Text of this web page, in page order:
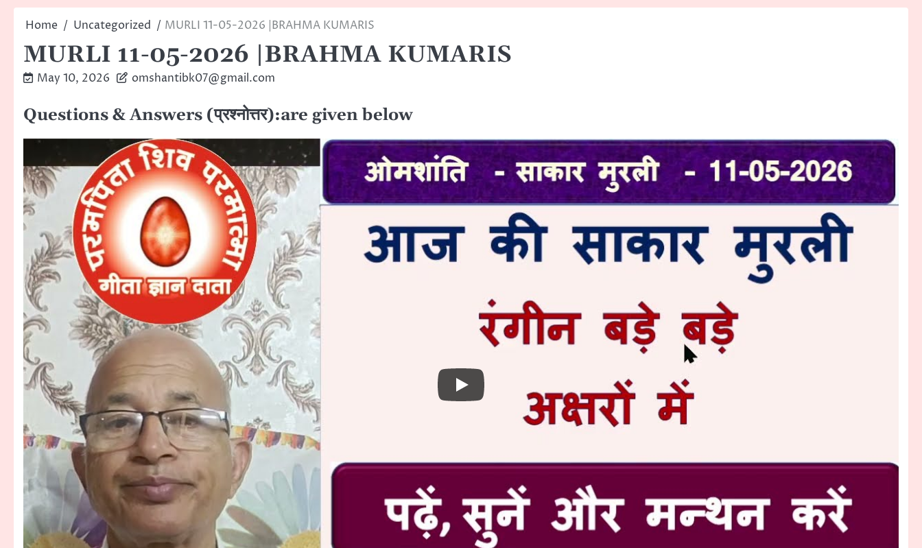
Home Uncategorized MURLI 11-05-2026 |BRAHMA KUMARIS
MURLI 11-05-2026 |BRAHMA KUMARIS
May 10, 2026 omshantibk07@gmail.com
Questions & Answers (प्रश्नोत्तर):are given below